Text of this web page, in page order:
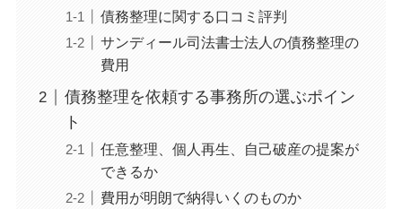
債務整理に関する口コミ評判
サンディール司法書士法人の債務整理の
費用
債務整理を依頼する事務所の選ぶポイン
ト
任意整理、個人再生、自己破産の提案が
できるか
費用が明朗で納得いくのものか